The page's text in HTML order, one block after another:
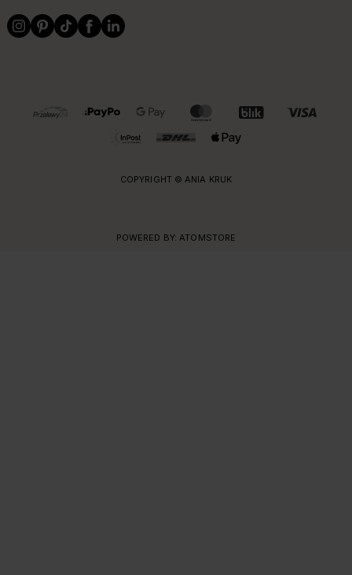
OBSŁUGIWANE FORMY PŁATNOŚCI I DOSTAWY
COPYRIGHT © ANIA KRUK
POWERED BY: ATOMSTORE